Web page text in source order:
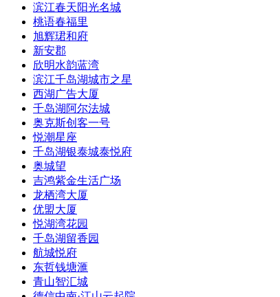
滨江春天阳光名城
桃语春福里
旭辉珺和府
新安郡
欣明水韵蓝湾
滨江千岛湖城市之星
西湖广告大厦
千岛湖阿尔法城
奥克斯创客一号
悦潮星座
千岛湖银泰城泰悦府
奥城望
吉鸿紫金生活广场
龙栖湾大厦
优盟大厦
悦湖湾花园
千岛湖留香园
航城悦府
东哲钱塘滙
青山智汇城